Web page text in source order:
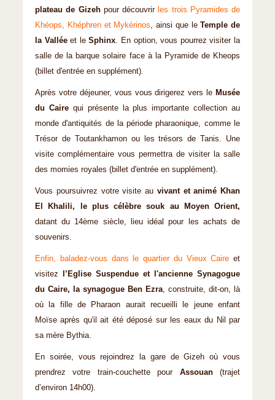
plateau de Gizehpour découvrir les trois Pyramides de
Khéops, Khéphren et Mykérinos, ainsi que leTemple de
la Valléeet leSphinx. En option, vous pourrez visiter la
salle de la barque solaire face à la Pyramide de Kheops
(billet d'entrée en supplément).
Après votre déjeuner, vous vous dirigerez vers le Musée
du Caire qui présente la plus importante collection au
monde d'antiquités de la période pharaonique, comme le
Trésor de Toutankhamon ou les trésors de Tanis. Une
visite complémentaire vous permettra de visiter la salle
des momies royales (billet d'entrée en supplément).
Vous poursuivrez votre visite au vivant et animé Khan
El Khalili, le plus célèbre souk au Moyen Orient,
datant du 14ème siècle, lieu idéal pour les achats de
souvenirs.
Enfin, baladez-vous dans le quartier du Vieux Caire et
visitez
l’Eglise Suspendue et l'ancienne Synagogue
du Caire, la synagogue Ben Ezra, construite, dit-on, là
où la fille de Pharaon aurait recueilli le jeune enfant
Moïse après qu'il ait été déposé sur les eaux du Nil par
sa mère Bythia.
En soirée, vous rejoindrez la gare de Gizeh où vous
prendrez votre train-couchette pour Assouan(trajet
d’environ 14h00).